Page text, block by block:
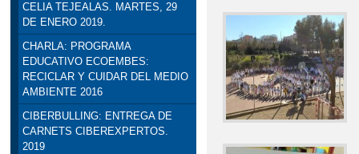
CELIA TEJEALAS. MARTES, 29
DE ENERO 2019.
CHARLA: PROGRAMA
EDUCATIVO ECOEMBES:
RECICLAR Y CUIDAR DEL MEDIO
AMBIENTE 2016
CIBERBULLING: ENTREGA DE
CARNETS CIBEREXPERTOS.
2019